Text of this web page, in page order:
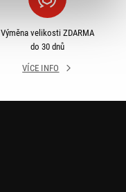
Výměna velikosti ZDARMA
do 30 dnů
VÍCE INFO